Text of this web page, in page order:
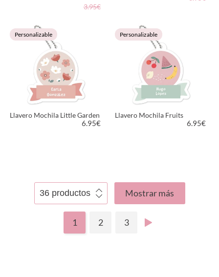
3.95€
VER PRODUCTO VER PRODUCTO
Personalizable
Llavero Mochila Little Garden
6.95€
Personalizable
Llavero Mochila Fruits
6.95€
Mostrar más
1 2 3